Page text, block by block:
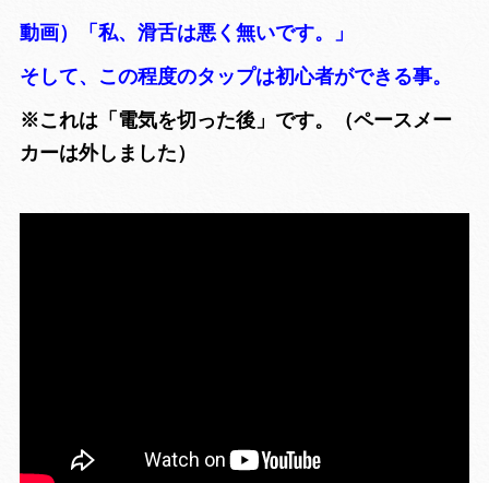
動画）「私、滑舌は悪く無いです。」
そして、この程度のタップは初心者ができる事。
※これは「電気を切った後」です。（ペースメー
カーは外しました）